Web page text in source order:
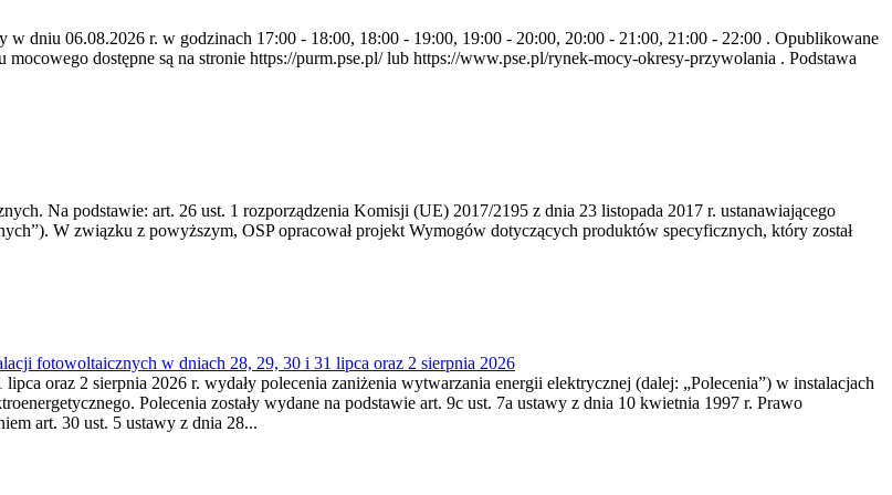
w dniu 06.08.2026 r. w godzinach 17:00 - 18:00, 18:00 - 19:00, 19:00 - 20:00, 20:00 - 21:00, 21:00 - 22:00 . Opublikowane
dostępne są na stronie https://purm.pse.pl/ lub https://www.pse.pl/rynek-mocy-okresy-przywolania . Podstawa
Na podstawie: art. 26 ust. 1 rozporządzenia Komisji (UE) 2017/2195 z dnia 23‍ listopada 2017 r. ustanawiającego
W związku z powyższym, OSP opracował projekt Wymogów dotyczących produktów specyficznych, który został
fotowoltaicznych w dniach 28, 29, 30 i 31 lipca oraz 2 sierpnia 2026
oraz 2 sierpnia 2026 r. wydały polecenia zaniżenia wytwarzania energii elektrycznej (dalej: „Polecenia”) w instalacjach
Polecenia zostały wydane na podstawie art. 9c ust. 7a ustawy z dnia 10 kwietnia 1997 r. Prawo
art. 30 ust. 5 ustawy z dnia 28...